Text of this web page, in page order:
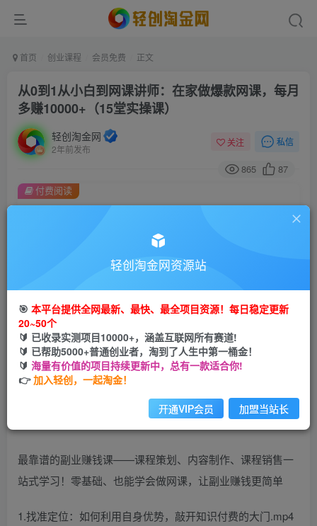
首页 创业课程 会员免费 正文
从0到1从小白到网课讲师：在家做爆款网课，每月
多赚10000+（15堂实操课）
轻创淘金网
2年前发布
关注 私信
865 87
金币9.9金币99
立即购买
您当前未登录！建议登陆后购买，可保存购买订单
付费阅读
最靠谱的副业赚钱课——课程策划、内容制作、课程销售一
站式学习！零基础、也能学会做网课，让副业赚钱更简单
1.找准定位：如何利用自身优势，敲开知识付费的大门.mp4
轻创淘金网资源站
🎯 本平台提供全网最新、最快、最全项目资源！每日稳定更新
20~50个
🔰 已收录实测项目10000+，涵盖互联网所有赛道!
🔰 已帮助5000+普通创业者，淘到了人生中第一桶金！
🔰 海量有价值的项目持续更新中，总有一款适合你!
👉加入轻创，一起淘金！
开通VIP会员 加盟当站长